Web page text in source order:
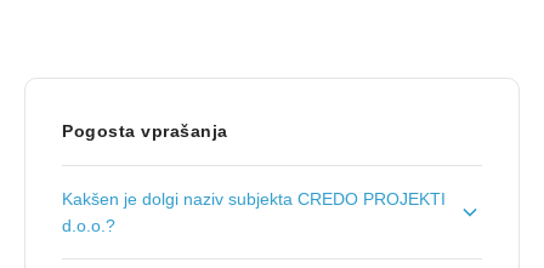
Pogosta vprašanja
Kakšen je dolgi naziv subjekta CREDO PROJEKTI
d.o.o.?